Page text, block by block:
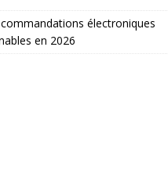
électroniques
en 2026